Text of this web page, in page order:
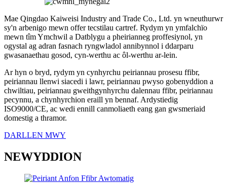
Mae Qingdao Kaiweisi Industry and Trade Co., Ltd. yn wneuthurwr
sy'n arbenigo mewn offer tecstilau cartref. Rydym yn ymfalchïo
mewn tîm Ymchwil a Datblygu a pheirianneg proffesiynol, yn
ogystal ag adran fasnach ryngwladol annibynnol i ddarparu
gwasanaethau gosod, cyn-werthu ac ôl-werthu ar-lein.
Ar hyn o bryd, rydym yn cynhyrchu peiriannau prosesu ffibr,
peiriannau llenwi siacedi i lawr, peiriannau pwyso gobenyddion a
chwiltiau, peiriannau gweithgynhyrchu dalennau ffibr, peiriannau
pecynnu, a chynhyrchion eraill yn bennaf. Ardystiedig
ISO9000/CE, ac wedi ennill canmoliaeth eang gan gwsmeriaid
domestig a thramor.
DARLLEN MWY
NEWYDDION